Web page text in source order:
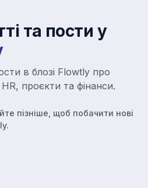
та пости у
в блозі Flowtly про
проєкти та фінанси.
пізніше, щоб побачити нові